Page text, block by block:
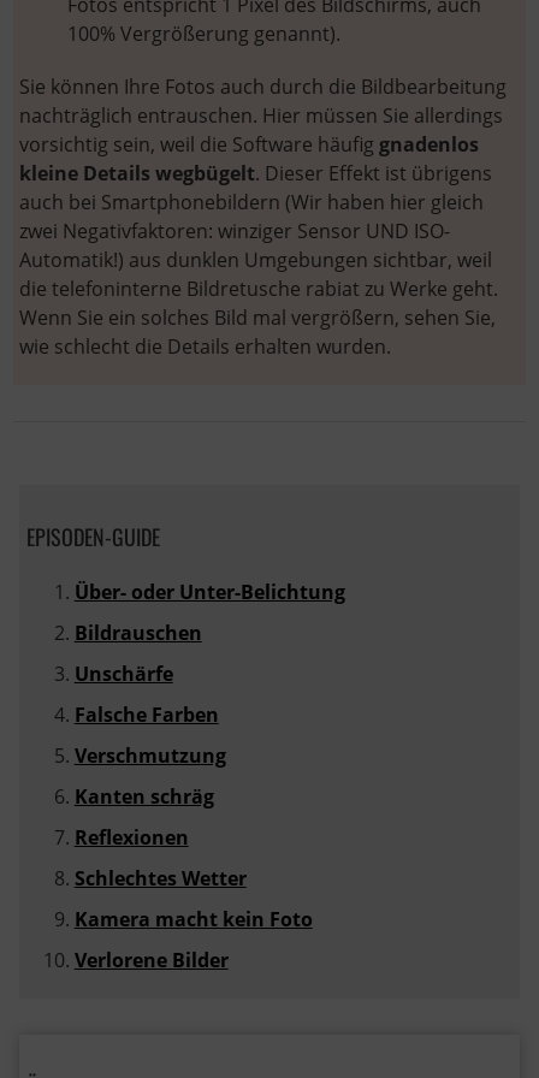
100% Vergrößerung genannt).
Sie können Ihre Fotos auch durch die Bildbearbeitung
nachträglich entrauschen. Hier müssen Sie allerdings
vorsichtig sein, weil die Software häufig gnadenlos
kleine Details wegbügelt. Dieser Effekt ist übrigens
auch bei Smartphonebildern (Wir haben hier gleich
zwei Negativfaktoren: winziger Sensor UND ISO-
Automatik!) aus dunklen Umgebungen sichtbar, weil
die telefoninterne Bildretusche rabiat zu Werke geht.
Wenn Sie ein solches Bild mal vergrößern, sehen Sie,
wie schlecht die Details erhalten wurden.
EPISODEN-GUIDE
Über- oder Unter-Belichtung
Bildrauschen
Unschärfe
Falsche Farben
Verschmutzung
Kanten schräg
Reflexionen
Schlechtes Wetter
Kamera macht kein Foto
Verlorene Bilder